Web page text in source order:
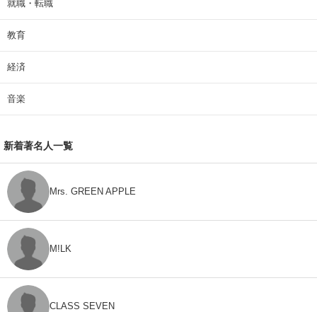
就職・転職
教育
経済
音楽
新着著名人一覧
Mrs. GREEN APPLE
M!LK
CLASS SEVEN